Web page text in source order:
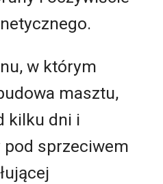
w którym
masztu,
kilku dni i
sprzeciwem